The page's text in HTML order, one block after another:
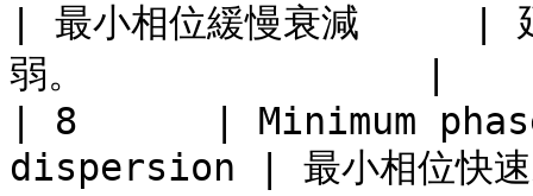
| 最小相位緩慢衰減     | 延
弱。               |
| 8      | Minimum
dispersion | 最小相位快速